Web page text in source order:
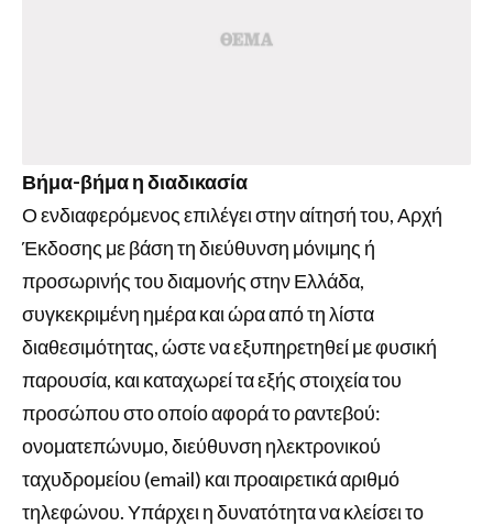
Βήμα-βήμα η διαδικασία
Ο ενδιαφερόμενος επιλέγει στην αίτησή του, Αρχή
Έκδοσης με βάση τη διεύθυνση μόνιμης ή
προσωρινής του διαμονής στην Ελλάδα,
συγκεκριμένη ημέρα και ώρα από τη λίστα
διαθεσιμότητας, ώστε να εξυπηρετηθεί με φυσική
παρουσία, και καταχωρεί τα εξής στοιχεία του
προσώπου στο οποίο αφορά το ραντεβού:
ονοματεπώνυμο, διεύθυνση ηλεκτρονικού
ταχυδρομείου (email) και προαιρετικά αριθμό
τηλεφώνου. Υπάρχει η δυνατότητα να κλείσει το